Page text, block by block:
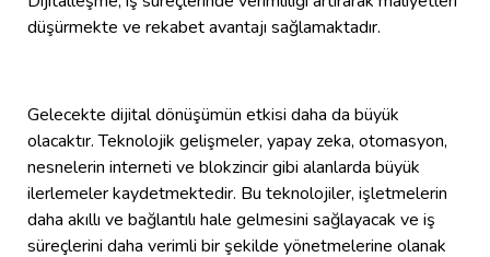
düşürmekte ve rekabet avantajı sağlamaktadır.
Gelecekte dijital dönüşümün etkisi daha da büyük
olacaktır. Teknolojik gelişmeler, yapay zeka, otomasyon,
nesnelerin interneti ve blokzincir gibi alanlarda büyük
ilerlemeler kaydetmektedir. Bu teknolojiler, işletmelerin
daha akıllı ve bağlantılı hale gelmesini sağlayacak ve iş
süreçlerini daha verimli bir şekilde yönetmelerine olanak